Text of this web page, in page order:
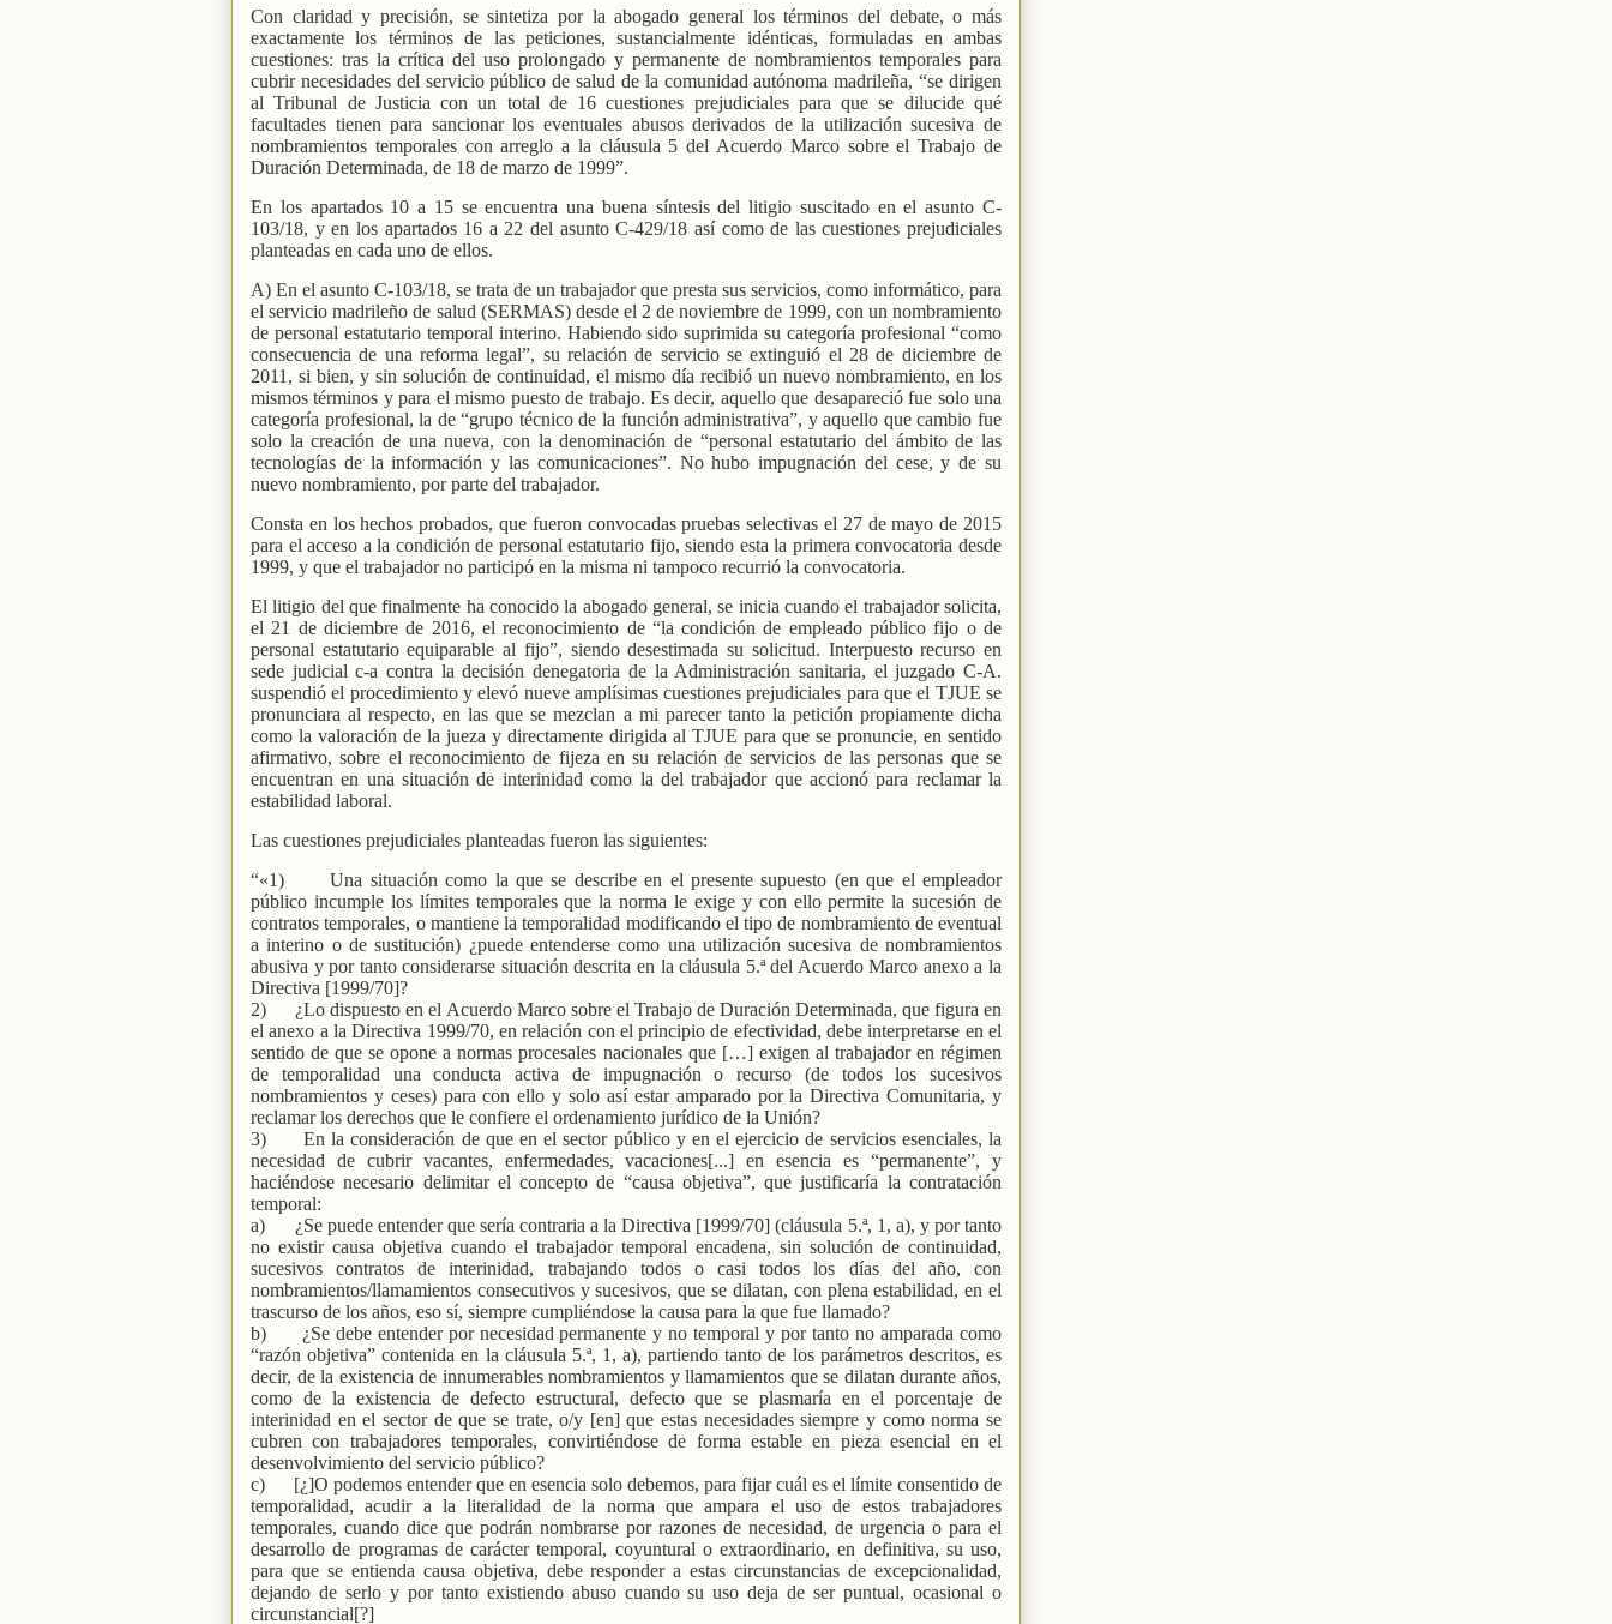
Con claridad y precisión, se sintetiza por la abogado general los términos del debate, o más
exactamente los términos de las peticiones, sustancialmente idénticas, formuladas en ambas
cuestiones: tras la crítica del uso prolongado y permanente de nombramientos temporales para
cubrir necesidades del servicio público de salud de la comunidad autónoma madrileña, “se dirigen
al Tribunal de Justicia con un total de 16 cuestiones prejudiciales para que se dilucide qué
facultades tienen para sancionar los eventuales abusos derivados de la utilización sucesiva de
nombramientos temporales con arreglo a la cláusula 5 del Acuerdo Marco sobre el Trabajo de
Duración Determinada, de 18 de marzo de 1999”.
En los apartados 10 a 15 se encuentra una buena síntesis del litigio suscitado en el asunto C-
103/18, y en los apartados 16 a 22 del asunto C-429/18 así como de las cuestiones prejudiciales
planteadas en cada uno de ellos.
A) En el asunto C-103/18, se trata de un trabajador que presta sus servicios, como informático, para
el servicio madrileño de salud (SERMAS) desde el 2 de noviembre de 1999, con un nombramiento
de personal estatutario temporal interino. Habiendo sido suprimida su categoría profesional “como
consecuencia de una reforma legal”, su relación de servicio se extinguió el 28 de diciembre de
2011, si bien, y sin solución de continuidad, el mismo día recibió un nuevo nombramiento, en los
mismos términos y para el mismo puesto de trabajo. Es decir, aquello que desapareció fue solo una
categoría profesional, la de “grupo técnico de la función administrativa”, y aquello que cambio fue
solo la creación de una nueva, con la denominación de “personal estatutario del ámbito de las
tecnologías de la información y las comunicaciones”. No hubo impugnación del cese, y de su
nuevo nombramiento, por parte del trabajador.
Consta en los hechos probados, que fueron convocadas pruebas selectivas el 27 de mayo de 2015
para el acceso a la condición de personal estatutario fijo, siendo esta la primera convocatoria desde
1999, y que el trabajador no participó en la misma ni tampoco recurrió la convocatoria.
El litigio del que finalmente ha conocido la abogado general, se inicia cuando el trabajador solicita,
el 21 de diciembre de 2016, el reconocimiento de “la condición de empleado público fijo o de
personal estatutario equiparable al fijo”, siendo desestimada su solicitud. Interpuesto recurso en
sede judicial c-a contra la decisión denegatoria de la Administración sanitaria, el juzgado C-A.
suspendió el procedimiento y elevó nueve amplísimas cuestiones prejudiciales para que el TJUE se
pronunciara al respecto, en las que se mezclan a mi parecer tanto la petición propiamente dicha
como la valoración de la jueza y directamente dirigida al TJUE para que se pronuncie, en sentido
afirmativo, sobre el reconocimiento de fijeza en su relación de servicios de las personas que se
encuentran en una situación de interinidad como la del trabajador que accionó para reclamar la
estabilidad laboral.
Las cuestiones prejudiciales planteadas fueron las siguientes:
“«1)
Una situación como la que se describe en el presente supuesto (en que el empleador
público incumple los límites temporales que la norma le exige y con ello permite la sucesión de
contratos temporales, o mantiene la temporalidad modificando el tipo de nombramiento de eventual
a interino o de sustitución) ¿puede entenderse como una utilización sucesiva de nombramientos
abusiva y por tanto considerarse situación descrita en la cláusula 5.ª del Acuerdo Marco anexo a la
Directiva [1999/70]?
2)
¿Lo dispuesto en el Acuerdo Marco sobre el Trabajo de Duración Determinada, que figura en
el anexo a la Directiva 1999/70, en relación con el principio de efectividad, debe interpretarse en el
sentido de que se opone a normas procesales nacionales que […] exigen al trabajador en régimen
de temporalidad una conducta activa de impugnación o recurso (de todos los sucesivos
nombramientos y ceses) para con ello y solo así estar amparado por la Directiva Comunitaria, y
reclamar los derechos que le confiere el ordenamiento jurídico de la Unión?
3)
En la consideración de que en el sector público y en el ejercicio de servicios esenciales, la
necesidad de cubrir vacantes, enfermedades, vacaciones[...] en esencia es “permanente”, y
haciéndose necesario delimitar el concepto de “causa objetiva”, que justificaría la contratación
temporal:
a)
¿Se puede entender que sería contraria a la Directiva [1999/70] (cláusula 5.ª, 1, a), y por tanto
no existir causa objetiva cuando el trabajador temporal encadena, sin solución de continuidad,
sucesivos contratos de interinidad, trabajando todos o casi todos los días del año, con
nombramientos/llamamientos consecutivos y sucesivos, que se dilatan, con plena estabilidad, en el
trascurso de los años, eso sí, siempre cumpliéndose la causa para la que fue llamado?
b)
¿Se debe entender por necesidad permanente y no temporal y por tanto no amparada como
“razón objetiva” contenida en la cláusula 5.ª, 1, a), partiendo tanto de los parámetros descritos, es
decir, de la existencia de innumerables nombramientos y llamamientos que se dilatan durante años,
como de la existencia de defecto estructural, defecto que se plasmaría en el porcentaje de
interinidad en el sector de que se trate, o/y [en] que estas necesidades siempre y como norma se
cubren con trabajadores temporales, convirtiéndose de forma estable en pieza esencial en el
desenvolvimiento del servicio público?
c)
[¿]O podemos entender que en esencia solo debemos, para fijar cuál es el límite consentido de
temporalidad, acudir a la literalidad de la norma que ampara el uso de estos trabajadores
temporales, cuando dice que podrán nombrarse por razones de necesidad, de urgencia o para el
desarrollo de programas de carácter temporal, coyuntural o extraordinario, en definitiva, su uso,
para que se entienda causa objetiva, debe responder a estas circunstancias de excepcionalidad,
dejando de serlo y por tanto existiendo abuso cuando su uso deja de ser puntual, ocasional o
circunstancial[?]